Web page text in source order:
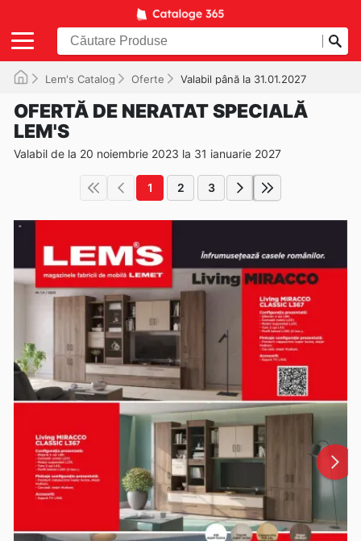
Lem's Catalog Oferte Valabil până la 31.01.2027
OFERTĂ DE NERATAT SPECIALĂ
LEM'S
Valabil de la 20 noiembrie 2023 la 31 ianuarie 2027
1 2 3